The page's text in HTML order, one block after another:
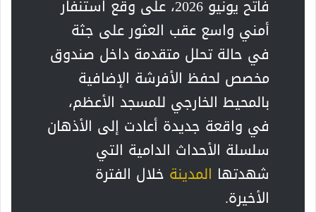
فاتح يونيو 2026، على وقع استنفار
أمني واسع عقب العثور على جثة
في حالة تحلل متقدمة داخل صندوق
مخصص لحفظ الأفرشة الإضافية
بالمحيط الخارجي للمسجد الأعظم،
في واقعة جديدة أعادت إلى الأذهان
سلسلة الأحداث الدامية التي
شهدتها المدينة خلال الفترة
الأخيرة.